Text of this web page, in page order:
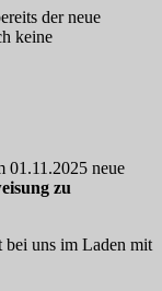
der neue
keine
01.11.2025 neue
zu
bei uns im Laden mit